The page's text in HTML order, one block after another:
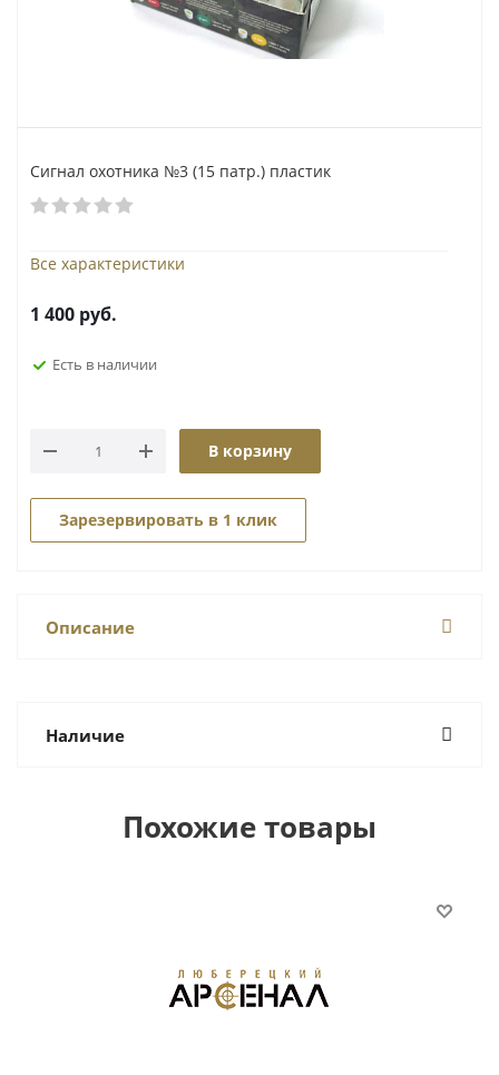
Сигнал охотника №3 (15 патр.) пластик
Все характеристики
1 400 руб.
Есть в наличии
В корзину
Зарезервировать в 1 клик
Описание
Наличие
Похожие товары